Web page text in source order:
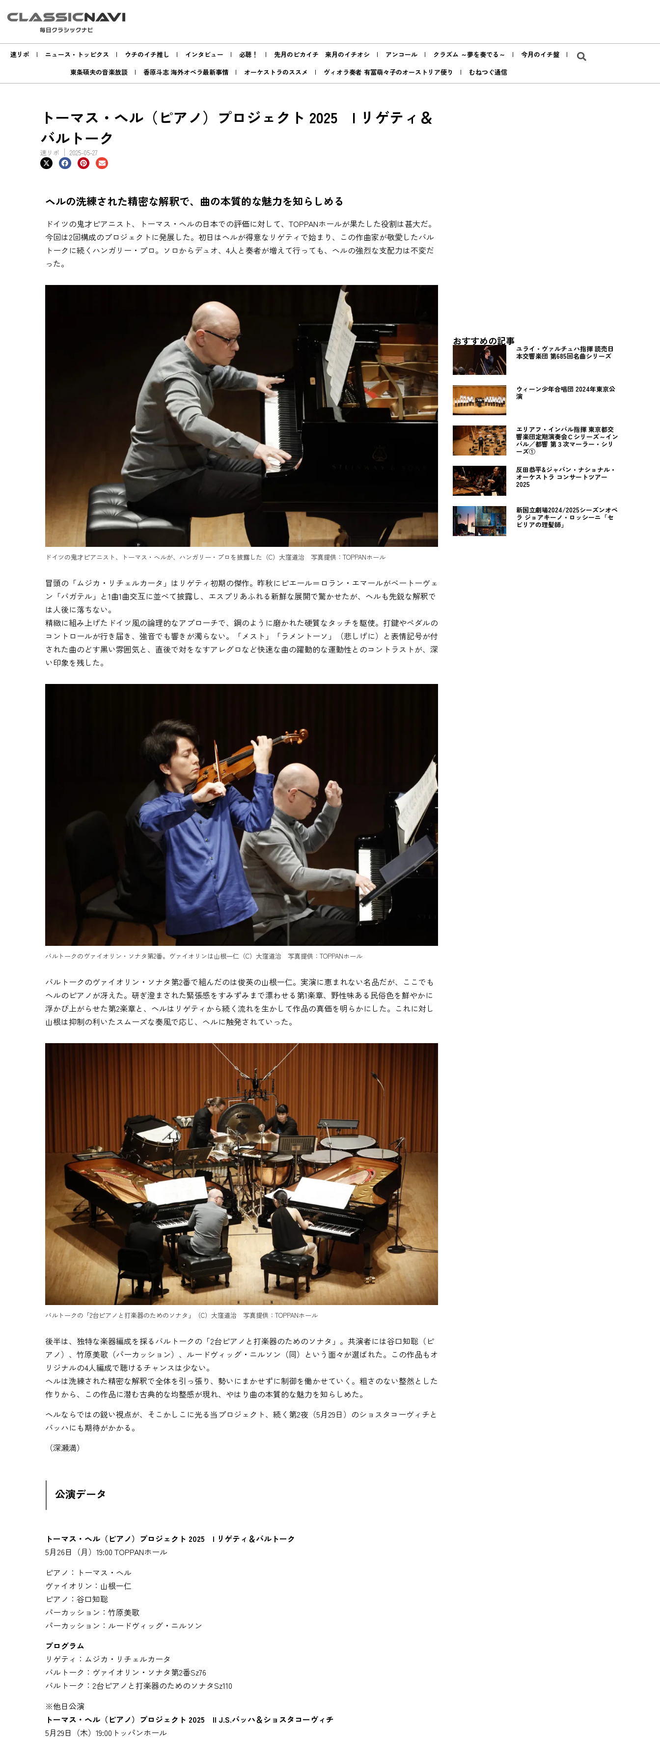
速リポ ニュース・トッピクス ウチのイチ推し インタビュー 必聴！ 先月のピカイチ 来月のイチオシ アンコール クラズム ～夢を奏でる～
今月のイチ盤
東条碩夫の音楽放談
香原斗志 海外オペラ最新事情 オーケストラのススメ ヴィオラ奏者 有冨萌々子のオーストリア便り むねつぐ通信
トーマス・ヘル（ピアノ）プロジェクト 2025 I リゲティ＆
バルトーク
速リポ 2025-05-27
ヘルの洗練された精密な解釈で、曲の本質的な魅力を知らしめる
ドイツの鬼才ピアニスト、トーマス・ヘルの日本での評価に対して、TOPPANホールが果たした役割は甚大だ。
今回は2回構成のプロジェクトに発展した。初日はヘルが得意なリゲティで始まり、この作曲家が敬愛したバル
トークに続くハンガリー・プロ。ソロからデュオ、4人と奏者が増えて行っても、ヘルの強烈な支配力は不変だ
った。
ドイツの鬼才ピアニスト、トーマス・ヘルが、ハンガリー・プロを披露した（C）大窪道治 写真提供：TOPPANホール
冒頭の「ムジカ・リチェルカータ」はリゲティ初期の傑作。昨秋にピエール＝ロラン・エマールがベートーヴェ
ン「バガテル」と1曲1曲交互に並べて披露し、エスプリあふれる新鮮な展開で驚かせたが、ヘルも先鋭な解釈で
は人後に落ちない。
精緻に組み上げたドイツ風の論理的なアプローチで、鋼のように磨かれた硬質なタッチを駆使。打鍵やペダルの
コントロールが行き届き、強音でも響きが濁らない。「メスト」「ラメントーソ」（悲しげに）と表情記号が付
された曲のどす黒い雰囲気と、直後で対をなすアレグロなど快速な曲の躍動的な運動性とのコントラストが、深
い印象を残した。
バルトークのヴァイオリン・ソナタ第2番。ヴァイオリンは山根一仁（C）大窪道治 写真提供：TOPPANホール
バルトークのヴァイオリン・ソナタ第2番で組んだのは俊英の山根一仁。実演に恵まれない名品だが、ここでも
ヘルのピアノが冴えた。研ぎ澄まされた緊張感をすみずみまで漂わせる第1楽章、野性味ある民俗色を鮮やかに
浮かび上がらせた第2楽章と、ヘルはリゲティから続く流れを生かして作品の真価を明らかにした。これに対し
山根は抑制の利いたスムーズな奏風で応じ、ヘルに触発されていった。
バルトークの「2台ピアノと打楽器のためのソナタ」（C）大窪道治 写真提供：TOPPANホール
後半は、独特な楽器編成を採るバルトークの「2台ピアノと打楽器のためのソナタ」。共演者には谷口知聡（ピ
アノ）、竹原美歌（パーカッション）、ルードヴィッグ・ニルソン（同）という面々が選ばれた。この作品もオ
リジナルの4人編成で聴けるチャンスは少ない。
ヘルは洗練された精密な解釈で全体を引っ張り、勢いにまかせずに制御を働かせていく。粗さのない整然とした
作りから、この作品に潜む古典的な均整感が現れ、やはり曲の本質的な魅力を知らしめた。
ヘルならではの鋭い視点が、そこかしこに光る当プロジェクト、続く第2夜（5月29日）のショスタコーヴィチと
バッハにも期待がかかる。
（深瀬満）
公演データ
トーマス・ヘル（ピアノ）プロジェクト 2025 I リゲティ＆バルトーク
5月26日（月）19:00 TOPPANホール
ピアノ：トーマス・ヘル
ヴァイオリン：山根一仁
ピアノ：谷口知聡
パーカッション：竹原美歌
パーカッション：ルードヴィッグ・ニルソン
プログラム
リゲティ：ムジカ・リチェルカータ
バルトーク：ヴァイオリン・ソナタ第2番Sz76
バルトーク：2台ピアノと打楽器のためのソナタSz110
※他日公演
トーマス・ヘル（ピアノ）プロジェクト 2025 II J.S.バッハ＆ショスタコーヴィチ
5月29日（木）19:00トッパンホール
おすすめの記事
ユライ・ヴァルチュハ指揮 読売日
本交響楽団 第685回名曲シリーズ
ウィーン少年合唱団 2024年東京公
演
エリアフ・インバル指揮 東京都交
響楽団定期演奏会Ｃシリーズ～イン
バル／都響 第３次マーラー・シリ
ーズ①
反田恭平&ジャパン・ナショナル・
オーケストラ コンサートツアー
2025
新国立劇場2024/2025シーズンオペ
ラ ジョアキーノ・ロッシーニ「セ
ビリアの理髪師」